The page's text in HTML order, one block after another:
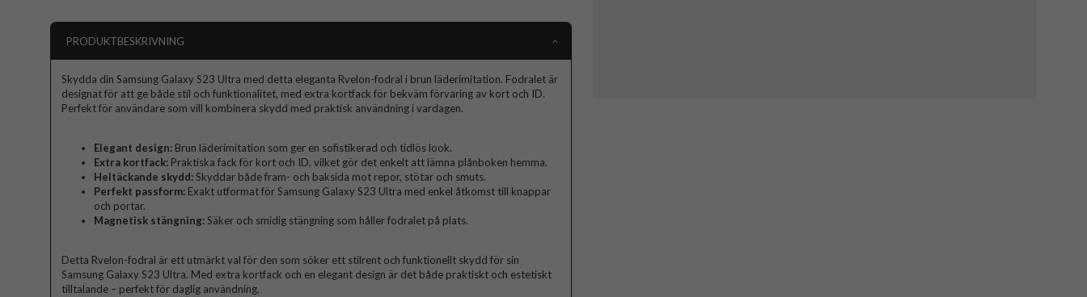
PRODUKTBESKRIVNING
Skydda din Samsung Galaxy S23 Ultra med detta eleganta Rvelon-fodral i brun läderimitation. Fodralet är
designat för att ge både stil och funktionalitet, med extra kortfack för bekväm förvaring av kort och ID.
Perfekt för användare som vill kombinera skydd med praktisk användning i vardagen.
Elegant design: Brun läderimitation som ger en sofistikerad och tidlös look.
Extra kortfack: Praktiska fack för kort och ID, vilket gör det enkelt att lämna plånboken hemma.
Heltäckande skydd:Skyddar både fram- och baksida mot repor, stötar och smuts.
Perfekt passform: Exakt utformat för Samsung Galaxy S23 Ultra med enkel åtkomst till knappar
och portar.
Magnetisk stängning:Säker och smidig stängning som håller fodralet på plats.
Detta Rvelon-fodral är ett utmärkt val för den som söker ett stilrent och funktionellt skydd för sin
Samsung Galaxy S23 Ultra. Med extra kortfack och en elegant design är det både praktiskt och estetiskt
tilltalande – perfekt för daglig användning.